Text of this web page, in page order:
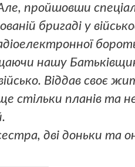
пройшовши
бригаді у
нашу
Віддав своє
стільки планів та
дві доньки та